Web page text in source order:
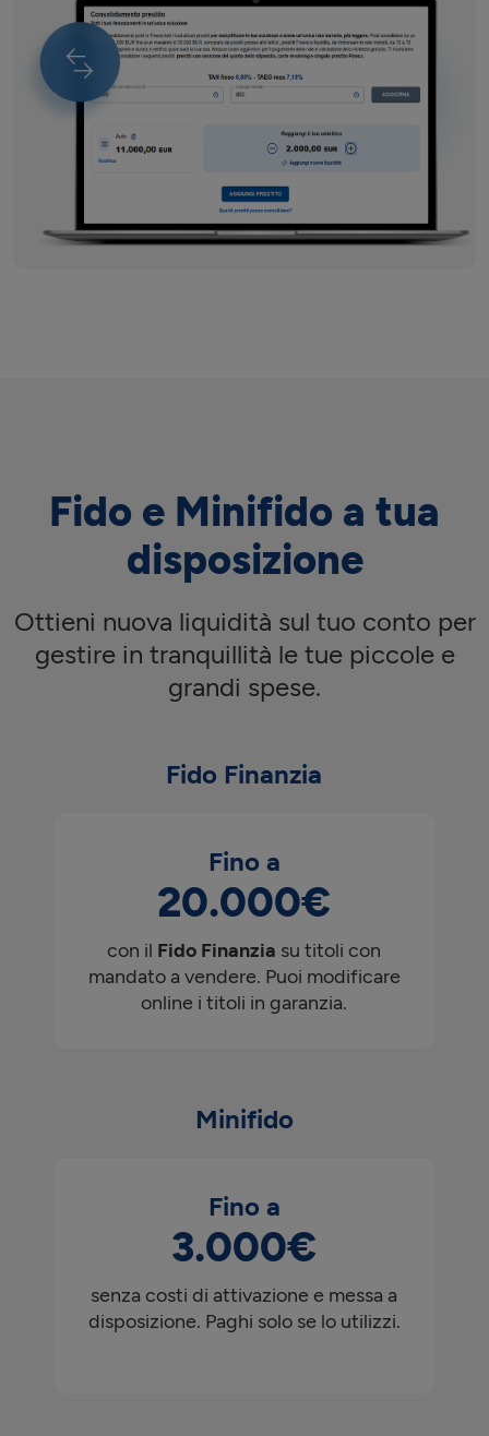
Fido e Minifido a tua
disposizione
Ottieni nuova liquidità sul tuo conto per
gestire in tranquillità le tue piccole e
grandi spese.
Fido Finanzia
Fino a
20.000€
con il Fido Finanzia su titoli con
mandato a vendere. Puoi modificare
online i titoli in garanzia.
Minifido
Fino a
3.000€
senza costi di attivazione e messa a
disposizione. Paghi solo se lo utilizzi.